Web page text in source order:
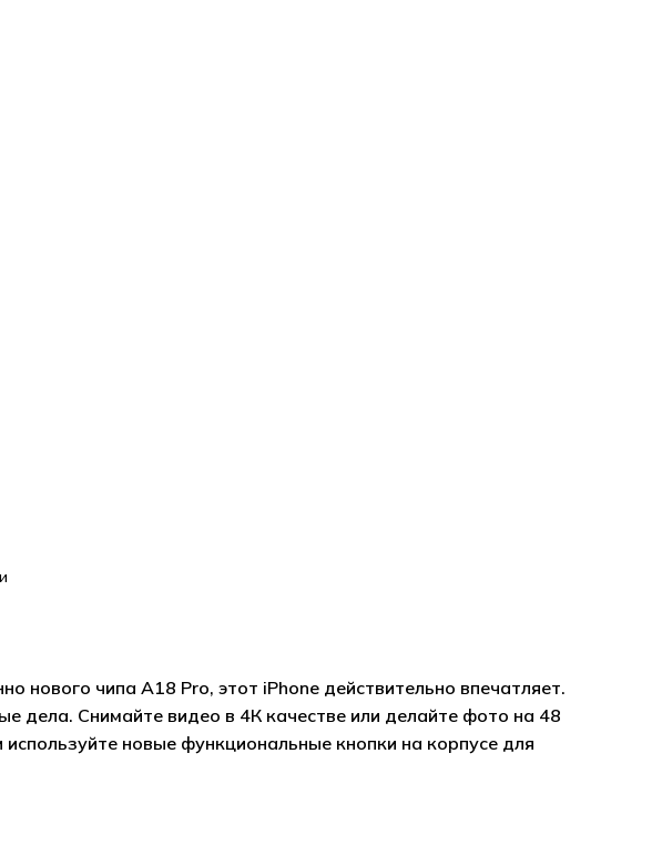
Go to shop
чипа A18 Pro, этот iPhone действительно впечатляет.
дела. Снимайте видео в 4К качестве или делайте фото на 48
новые функциональные кнопки на корпусе для